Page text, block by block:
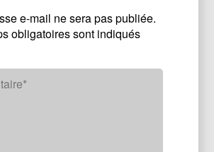
e-mail ne sera pas publiée.
obligatoires sont indiqués